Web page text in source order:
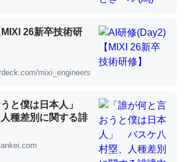
発表】昆虫学の大問題＝「昆虫はなぜ海にいな
仮説
カルシウムも酸素も不足してて両方に不
抗してるのでは」とあって面白い。海に
トガニ・ウミグモ）はカルシウムを使わ
26新卒技術研
mixi_engineers
うと僕は日本人」
種差別に関する誹